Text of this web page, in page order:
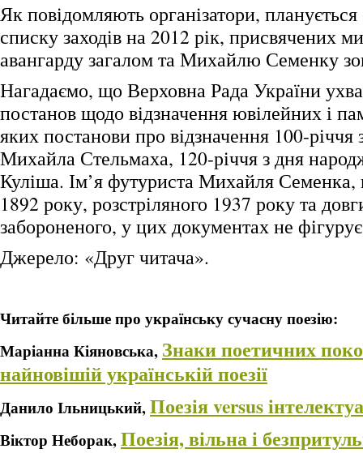
Як повідомляють організатори,
списку заходів на 2012 рік, присвячених
авангарду загалом та Михайлю Семенку
Нагадаємо, що Верховна Рада України
постанов щодо відзначення ювілейних і
яких постанови про відзначення 100-
Михайла Стельмаха, 120-річчя з дня
Куліша. Ім’я футуриста Михайля Семенка,
1892 року, розстріляного 1937 року та
забороненого, у цих документах не
Джерело: «Друг читача».
Читайте більше про українську сучасну поезію:
Маріанна Кіяновська, Знаки поетичних
найновішій українській поезії
Данило Ільницький,Поезія versus
Віктор Неборак,Поезія, вільна і